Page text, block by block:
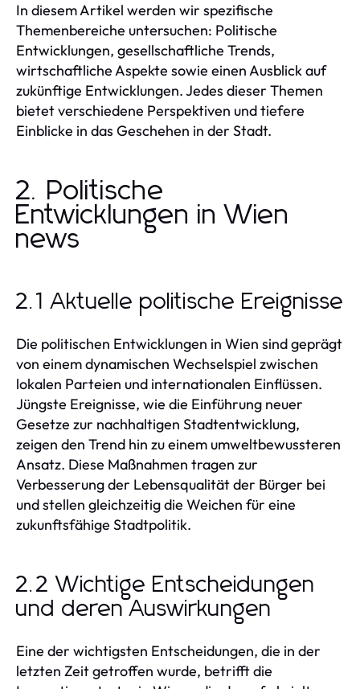
In diesem Artikel werden wir spezifische
Themenbereiche untersuchen: Politische
Entwicklungen, gesellschaftliche Trends,
wirtschaftliche Aspekte sowie einen Ausblick auf
zukünftige Entwicklungen. Jedes dieser Themen
bietet verschiedene Perspektiven und tiefere
Einblicke in das Geschehen in der Stadt.
2. Politische
Entwicklungen in Wien
news
2.1 Aktuelle politische Ereignisse
Die politischen Entwicklungen in Wien sind geprägt
von einem dynamischen Wechselspiel zwischen
lokalen Parteien und internationalen Einflüssen.
Jüngste Ereignisse, wie die Einführung neuer
Gesetze zur nachhaltigen Stadtentwicklung,
zeigen den Trend hin zu einem umweltbewussteren
Ansatz. Diese Maßnahmen tragen zur
Verbesserung der Lebensqualität der Bürger bei
und stellen gleichzeitig die Weichen für eine
zukunftsfähige Stadtpolitik.
2.2 Wichtige Entscheidungen
und deren Auswirkungen
Eine der wichtigsten Entscheidungen, die in der
letzten Zeit getroffen wurde, betrifft die